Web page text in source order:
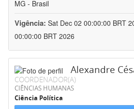
MG - Brasil
Vigência: Sat Dec 02 00:00:00 BRT
00:00:00 BRT 2026
Alexandre
COORDENADOR(A)
CIÊNCIAS HUMANAS
Ciência Política